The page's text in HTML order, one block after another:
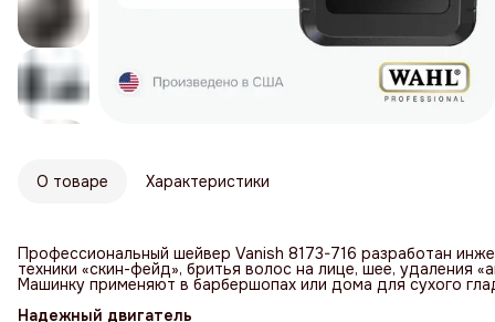
О товаре Характеристики
Профессиональный шейвер Vanish 8173-716 разработан
техники «скин-фейд», бритья волос на лице, шее, удаления
Машинку применяют в барбершопах или дома для сухого
Надежный двигатель